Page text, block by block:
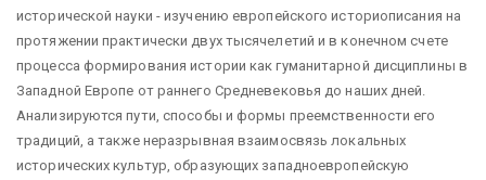
исторической науки - изучению европейского историописания на
протяжении практически двух тысячелетий и в конечном счете
процесса формирования истории как гуманитарной дисциплины в
Западной Европе от раннего Средневековья до наших дней.
Анализируются пути, способы и формы преемственности его
традиций, а также неразрывная взаимосвязь локальных
исторических культур, образующих западноевропейскую